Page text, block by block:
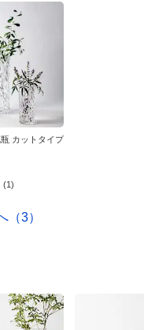
スクリーナーは絶対
たりヒビが入ったり
ーム等は絶対に使用
曇ってしまう恐れが
にならないでくださ
見る
カットタイプ
(1)
（3）